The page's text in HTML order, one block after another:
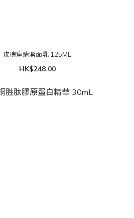
玫瑰痤瘡潔面乳 125ML
HK$248.00